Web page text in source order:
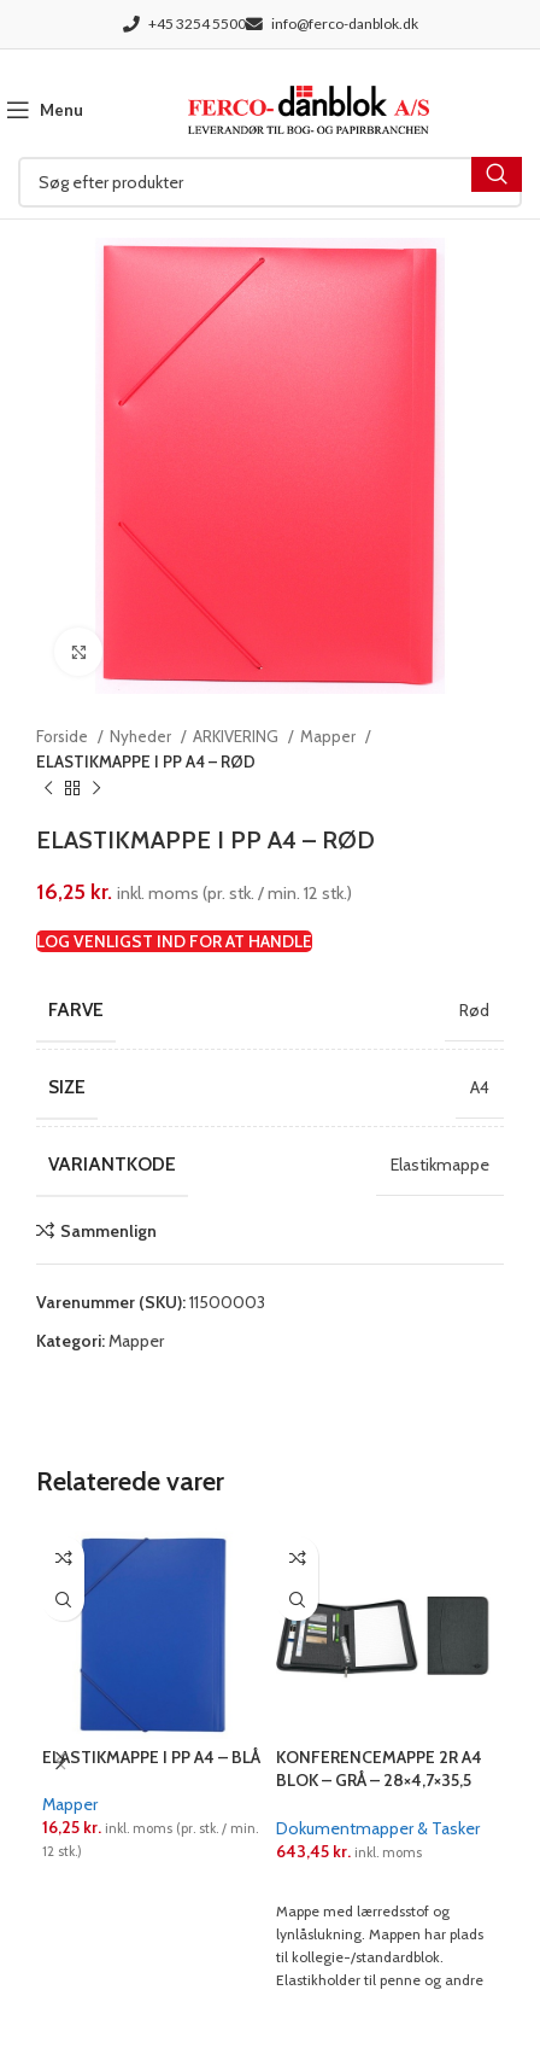
+45 3254 5500 info@ferco-danblok.dk
Menu
Forside Nyheder ARKIVERING
Mapper
ELASTIKMAPPE I PP A4 – RØD
ELASTIKMAPPE I PP A4 – RØD
16,25 kr. inkl. moms (pr. stk. / min. 12 stk.)
LOG VENLIGST IND FOR AT HANDLE
FARVE Rød
SIZE A4
VARIANTKODE Elastikmappe
Sammenlign
Varenummer (SKU):11500003
Kategori:Mapper
Relaterede varer
ELASTIKMAPPE I PP A4 – BLÅ
Mapper
16,25 kr. inkl. moms (pr. stk. / min.
12 stk.)
KONFERENCEMAPPE 2R A4
BLOK – GRÅ – 28×4,7×35,5
Dokumentmapper & Tasker
643,45 kr. inkl. moms
Mappe med lærredsstof og
lynlåslukning. Mappen har plads
til kollegie-/standardblok.
Elastikholder til penne og andre